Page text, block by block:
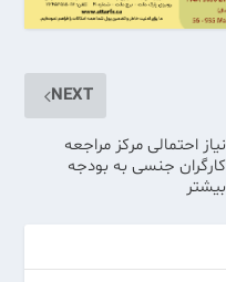
NEXT
نیاز احتمالی‌ مرکز مراجعه
کارگران جنسی‌ به بودجه
بیشتر